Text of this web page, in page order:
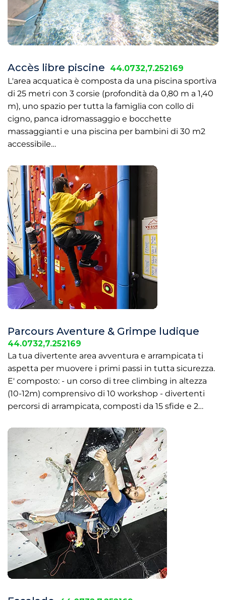
Accès libre piscine
44.0732,7.252169
L'area acquatica è composta da una piscina sportiva
di 25 metri con 3 corsie (profondità da 0,80 m a 1,40
m), uno spazio per tutta la famiglia con collo di
cigno, panca idromassaggio e bocchette
massaggianti e una piscina per bambini di 30 m2
accessibile…
Parcours Aventure & Grimpe ludique
44.0732,7.252169
La tua divertente area avventura e arrampicata ti
aspetta per muovere i primi passi in tutta sicurezza.
E' composto: - un corso di tree climbing in altezza
(10-12m) comprensivo di 10 workshop - divertenti
percorsi di arrampicata, composti da 15 sfide e 2…